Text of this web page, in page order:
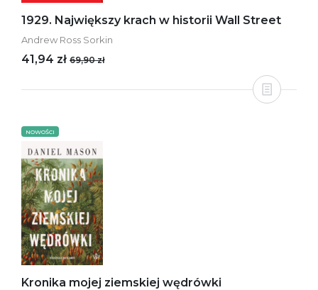
1929. Największy krach w historii Wall Street
Andrew Ross Sorkin
41,94 zł 69,90 zł
NOWOŚCI
Kronika mojej ziemskiej wędrówki